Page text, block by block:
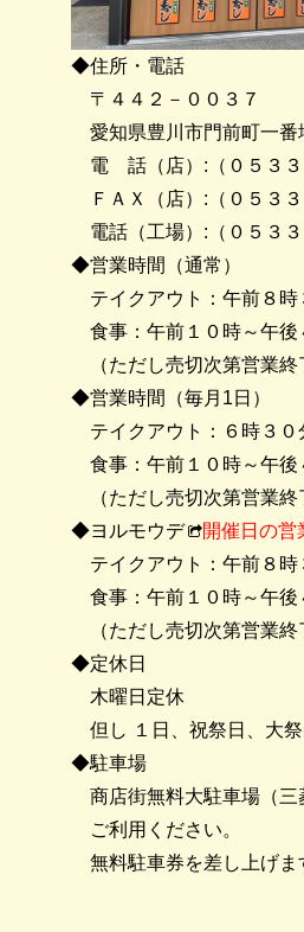
◆住所・電話
〒４４２－００３７
愛知県豊川市門前町一番
電 話（店）:（０５３３
ＦＡＸ（店）:（０５３
電話（工場）:（０５３
◆営業時間（通常）
テイクアウト：午前８
食事：午前１０時～午後
（ただし売切次第営業終
◆営業時間（毎月1日）
テイクアウト：６時３
食事：午前１０時～午後
（ただし売切次第営業終
◆ヨルモウデ
開催日の営
テイクアウト：午前８
食事：午前１０時～午後
（ただし売切次第営業終
◆定休日
木曜日定休
但し １日、祝祭日、大祭
◆駐車場
商店街無料大駐車場（
ご利用ください。
無料駐車券を差し上げま